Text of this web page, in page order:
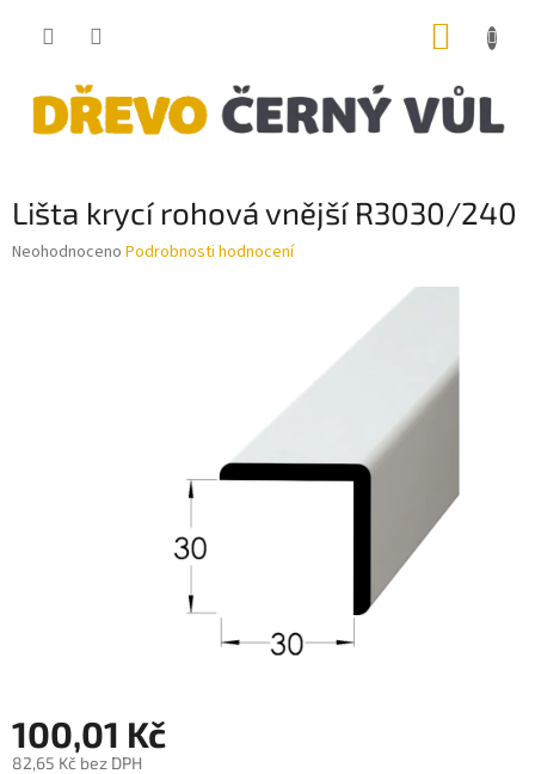
Lišta krycí rohová vnější R3030/240
Průměrné
Neohodnoceno Podrobnosti hodnocení
100,01 Kč
82,65 Kč bez DPH